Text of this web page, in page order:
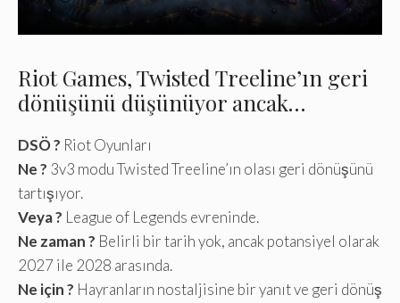
Riot Games, Twisted Treeline’ın geri
dönüşünü düşünüyor ancak…
DSÖ ? Riot Oyunları
Ne ? 3v3 modu Twisted Treeline’ın olası geri dönüşünü
tartışıyor.
Veya ? League of Legends evreninde.
Ne zaman ? Belirli bir tarih yok, ancak potansiyel olarak
2027 ile 2028 arasında.
Ne için ? Hayranların nostaljisine bir yanıt ve geri dönüş